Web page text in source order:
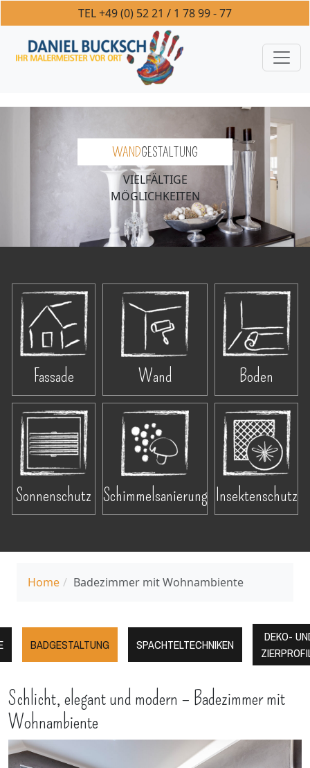
+49 (0) 52 21 / 1 78 99 - 77
WANDGESTALTUNG
VIELFÄLTIGE
MÖGLICHKEITEN
Fassade Wand Boden
Sonnenschutz Schimmelsanierung Insektenschutz
Home Badezimmer mit Wohnambiente
BADGESTALTUNG SPACHTELTECHNIKEN
DEKO-
Schlicht, elegant und modern – Badezimmer mit
Wohnambiente